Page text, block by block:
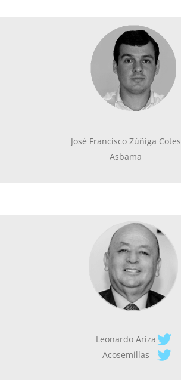
José Francisco Zúñiga Cotes
Asbama
Leonardo Ariza
Acosemillas